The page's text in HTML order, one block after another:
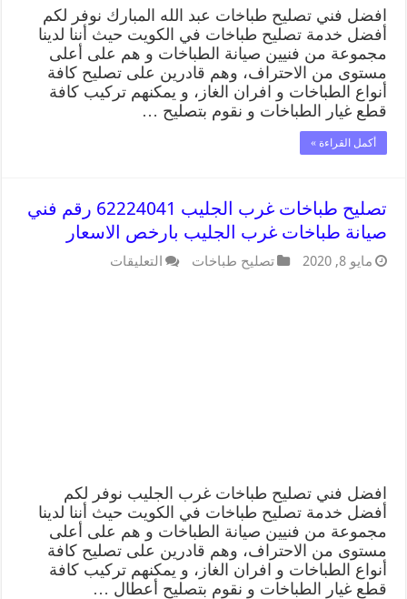
افضل فني تصليح طباخات عبد الله المبارك نوفر لكم
أفضل خدمة تصليح طباخات في الكويت حيث أننا لدينا
مجموعة من فنيين صيانة الطباخات و هم على أعلى
مستوى من الاحتراف، وهم قادرين على تصليح كافة
أنواع الطباخات و افران الغاز، و يمكنهم تركيب كافة
قطع غيار الطباخات و نقوم بتصليح …
أكمل القراءة »
تصليح طباخات غرب الجليب 62224041 رقم فني
صيانة طباخات غرب الجليب بارخص الاسعار
مايو 8, 2020 تصليح طباخات التعليقات
افضل فني تصليح طباخات غرب الجليب نوفر لكم
أفضل خدمة تصليح طباخات في الكويت حيث أننا لدينا
مجموعة من فنيين صيانة الطباخات و هم على أعلى
مستوى من الاحتراف، وهم قادرين على تصليح كافة
أنواع الطباخات و افران الغاز، و يمكنهم تركيب كافة
قطع غيار الطباخات و نقوم بتصليح أعطال …